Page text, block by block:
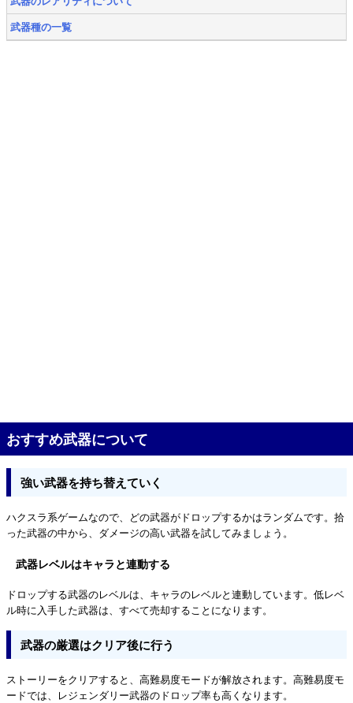
武器種の一覧
おすすめ武器について
強い武器を持ち替えていく
ハクスラ系ゲームなので、どの武器がドロップするかはランダムです。拾
った武器の中から、ダメージの高い武器を試してみましょう。
武器レベルはキャラと連動する
ドロップする武器のレベルは、キャラのレベルと連動しています。低レベ
ル時に入手した武器は、すべて売却することになります。
武器の厳選はクリア後に行う
ストーリーをクリアすると、高難易度モードが解放されます。高難易度モ
ードでは、レジェンダリー武器のドロップ率も高くなります。